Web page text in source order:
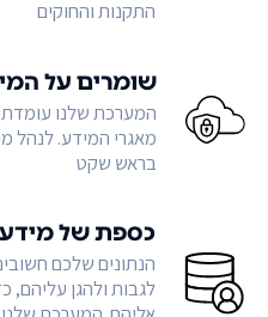
התקנות והחוקים
שומרים על
המערכת שלנו
מאגרי המידע. לנהל
בראש שקט
כספת של מידע
הנתונים שלכם
לגבות ולהגן עליהם,